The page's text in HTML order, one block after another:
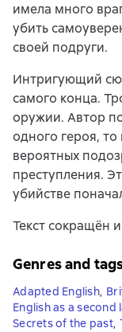
имела много
убить
своей подруги.
Интригующий
самого конца.
оружии. Автор
одного героя,
вероятных
преступления.
убийстве
Текст сокращён
Genres and
Adapted English,
English as a second
Secrets of the past,